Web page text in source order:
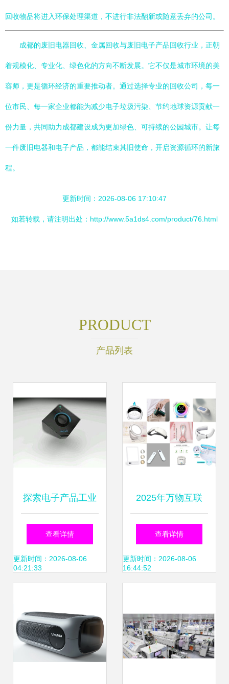
回收物品将进入环保处理渠道，不进行非法翻新或随意丢弃的公司。
成都的废旧电器回收、金属回收与废旧电子产品回收行业，正朝
着规模化、专业化、绿色化的方向不断发展。它不仅是城市环境的美
容师，更是循环经济的重要推动者。通过选择专业的回收公司，每一
位市民、每一家企业都能为减少电子垃圾污染、节约地球资源贡献一
份力量，共同助力成都建设成为更加绿色、可持续的公园城市。让每
一件废旧电器和电子产品，都能结束其旧使命，开启资源循环的新旅
程。
更新时间：2026-08-06 17:10:47
如若转载，请注明出处：http://www.5a1ds4.com/product/76.html
PRODUCT
产品列表
探索电子产品工业
美学 ZCOOL平台
优秀产品设计案例
查看详情
更新时间：2026-08-06
04:21:33
2025年万物互联
从电子学生证到工
业无人机，智能系
产
查看详情
更新时间：2026-08-06
16:44:52